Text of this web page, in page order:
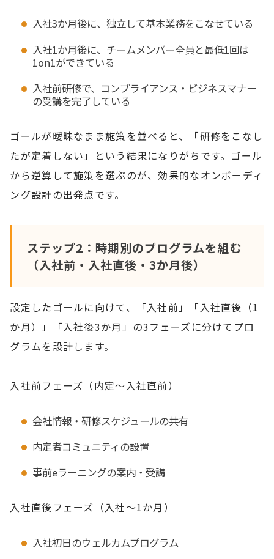
入社3か月後に、独立して基本業務をこなせている
入社1か月後に、チームメンバー全員と最低1回は
1on1ができている
入社前研修で、コンプライアンス・ビジネスマナー
の受講を完了している
ゴールが曖昧なまま施策を並べると、「研修をこなし
たが定着しない」という結果になりがちです。ゴール
から逆算して施策を選ぶのが、効果的なオンボーディ
ング設計の出発点です。
ステップ2：時期別のプログラムを組む
（入社前・入社直後・3か月後）
設定したゴールに向けて、「入社前」「入社直後（1
か月）」「入社後3か月」の3フェーズに分けてプロ
グラムを設計します。
入社前フェーズ（内定〜入社直前）
会社情報・研修スケジュールの共有
内定者コミュニティの設置
事前eラーニングの案内・受講
入社直後フェーズ（入社〜1か月）
入社初日のウェルカムプログラム